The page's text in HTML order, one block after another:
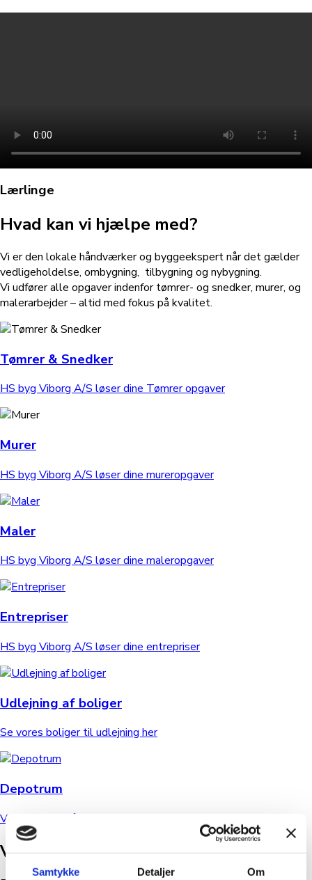
Samtykke Detaljer Om
Lærlinge
Hvad kan vi hjælpe med?
Vi er den lokale håndværker og byggeekspert når det gælder
vedligeholdelse, ombygning, tilbygning og nybygning.
Vi udfører alle opgaver indenfor tømrer- og snedker, murer, og
malerarbejder – altid med fokus på kvalitet.
Tømrer & Snedker
HS byg Viborg A/S løser dine Tømrer opgaver
Murer
HS byg Viborg A/S løser dine mureropgaver
Maler
HS byg Viborg A/S løser dine maleropgaver
Entrepriser
HS byg Viborg A/S løser dine entrepriser
Udlejning af boliger
Se vores boliger til udlejning her
Depotrum
Vi tilbyder også depotrum til opbevaring
Vores håndværkere